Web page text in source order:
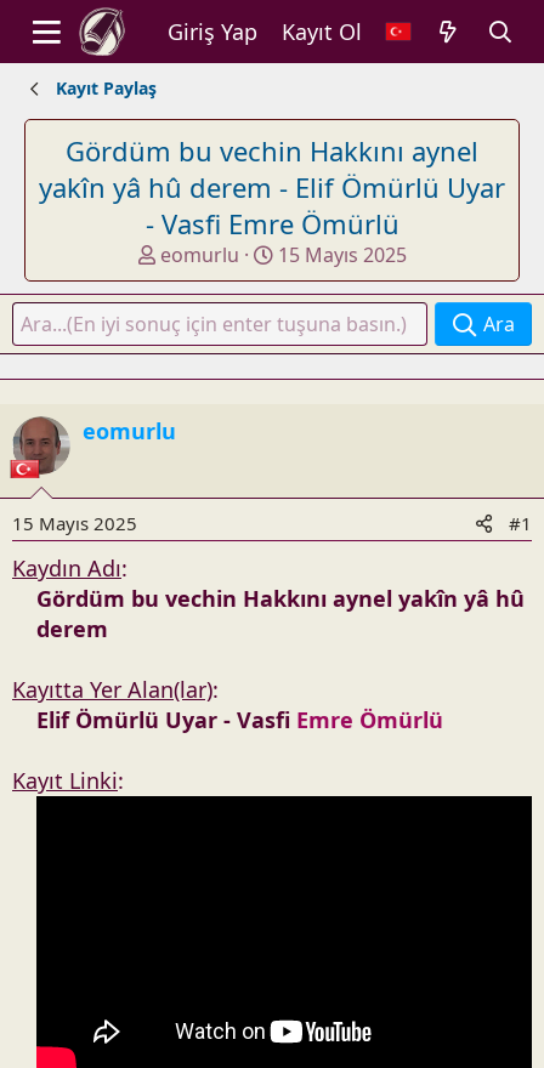
Giriş Yap Kayıt Ol
Kayıt Paylaş
Gördüm bu vechin Hakkını aynel
yakîn yâ hû derem - Elif Ömürlü Uyar
- Vasfi Emre Ömürlü
K
o
n
u
y
u
a
l
t
n
eomurlu
B
a
ş
l
a
n
t
r
h
15 Mayıs 2025
Ara
eomurlu
15 Mayıs 2025 #1
Kaydın Adı:
Gördüm bu vechin Hakkını aynel yakîn yâ hû
derem
Kayıtta Yer Alan(lar):
Elif Ömürlü Uyar - Vasfi Emre Ömürlü
Kayıt Linki: